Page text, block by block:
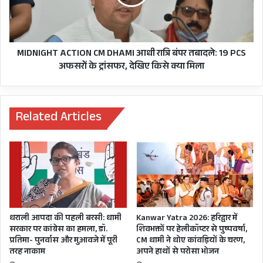
हालाँकि सरकार की लेटलतीफ़ी और चारधाम यात्रा को
लेकर लचर तैयारी पर हमलावर कांग्रेस धामी सरकार को
असहज करने को हाईकोर्ट भी पहुंच गई है। बुधवार को
कांग्रेस ने ऐलान किया था कि वह चारधाम यात्रा शुरू
कराने को लेकर हाईकोर्ट में पैरवी करेगी।
कांग्रेस ने हाईकोर्ट में इस मामले पर पक्ष रखने के लिए पूर्व
को
छकाया,
अब
PCS
भी
वही
दोहरा
बताया
इक़बाल
कितना
बुलंद,
थक-
हारकर
अब
मुख्य
सचिव
रात्रि
बंपर
तबादले:
19
PCS
ट्रांसफर,
किसे
क्या
मिला
MIDNIGHT ACTION CM DHAMI आधी रात्रि बंपर तबादले: 19 PCS
अफसरोें के ट्रांसफर, देखिए किसे क्या मिला
Related Articles
धराली आपदा की पहली बरसी: धामी
सरकार पर कांग्रेस का हमला, डॉ.
प्रतिमा- पुनर्वास और मुआवजे में पूरी
तरह नाकाम
Kanwar Yatra 2026: हरिद्वार में
शिवभक्तों पर हेलीकॉप्टर से पुष्पवर्षा,
CM धामी ने धोए कांवड़ियों के चरण,
अपने हाथों से परोसा भोजन